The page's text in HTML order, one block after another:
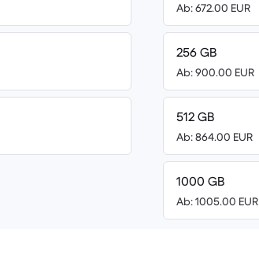
Ab: 672.00 EUR
256 GB
Ab: 900.00 EUR
512 GB
Ab: 864.00 EUR
1000 GB
Ab: 1005.00 EUR